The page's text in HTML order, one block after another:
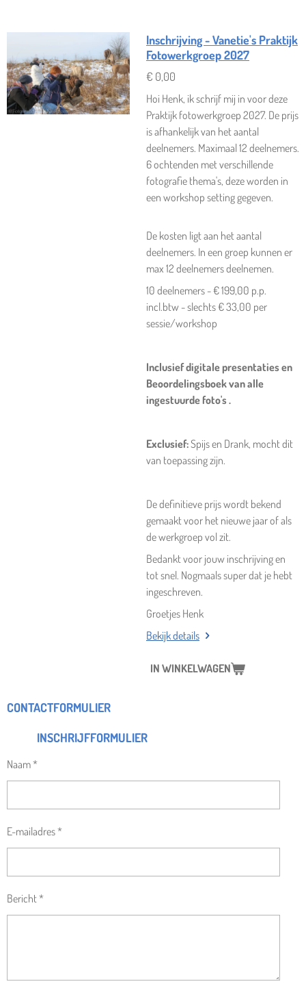
Inschrijving - Vanetie's Praktijk
Fotowerkgroep 2027
€ 0,00
Hoi Henk, ik schrijf mij in voor deze
Praktijk fotowerkgroep 2027. De prijs
is afhankelijk van het aantal
deelnemers. Maximaal 12 deelnemers.
6 ochtenden met verschillende
fotografie thema's, deze worden in
een workshop setting gegeven.
De kosten ligt aan het aantal
deelnemers. In een groep kunnen er
max 12 deelnemers deelnemen.
10 deelnemers - € 199,00 p.p.
incl.btw - slechts € 33,00 per
sessie/workshop
Inclusief digitale presentaties en
Beoordelingsboek van alle
ingestuurde foto's .
Exclusief:Spijs en Drank, mocht dit
van toepassing zijn.
De definitieve prijs wordt bekend
gemaakt voor het nieuwe jaar of als
de werkgroep vol zit.
Bedankt voor jouw inschrijving en
tot snel. Nogmaals super dat je hebt
ingeschreven.
Groetjes Henk
Bekijk details
IN WINKELWAGEN
CONTACTFORMULIER
INSCHRIJFFORMULIER
Naam *
E-mailadres *
Bericht *